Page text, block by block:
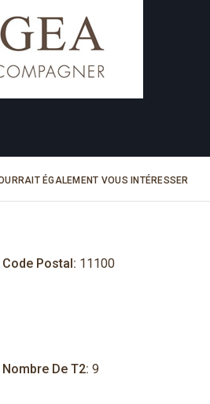
ÉGALEMENT VOUS INTÉRESSER
Code Postal: 11100
Nombre De T2: 9